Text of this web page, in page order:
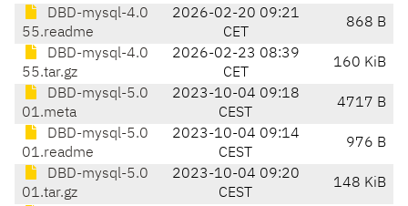
DBD-mysql-4.0
55.readme
2026-02-20 09:21
CET
868 B
DBD-mysql-4.0
55.tar.gz
2026-02-23 08:39
CET
160 KiB
DBD-mysql-5.0
01.meta
2023-10-04 09:18
CEST
4717 B
DBD-mysql-5.0
01.readme
2023-10-04 09:14
CEST
976 B
DBD-mysql-5.0
01.tar.gz
2023-10-04 09:20
CEST
148 KiB